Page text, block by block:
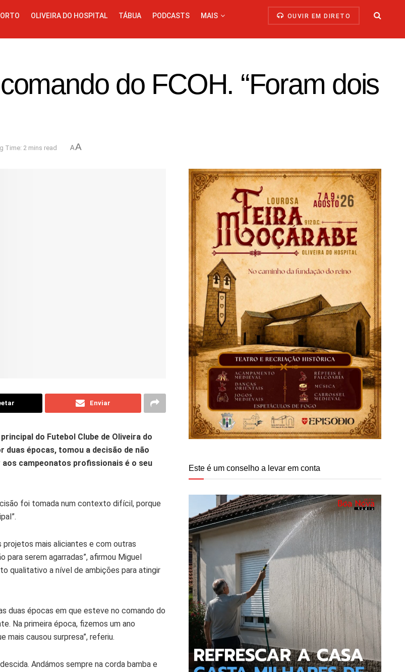
OLIVEIRA DO HOSPITAL TÁBUA PODCASTS MAIS OUVIR EM DIRETO
do FCOH. “Foram dois
Time: 2 mins read AA
Enviar
do Futebol Clube de Oliveira do
duas épocas, tomou a decisão de não
campeonatos profissionais é o seu
foi tomada num contexto difícil, porque
projetos mais aliciantes e com outras
serem agarradas”, afirmou Miguel
qualitativo a nível de ambições para atingir
duas épocas em que esteve no comando do
Na primeira época, fizemos um ano
mais causou surpresa”, referiu.
Andámos sempre na corda bamba e
Este é um conselho a levar em conta